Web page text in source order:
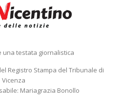
una testata giornalistica
Registro Stampa del Tribunale di
Vicenza
Mariagrazia Bonollo